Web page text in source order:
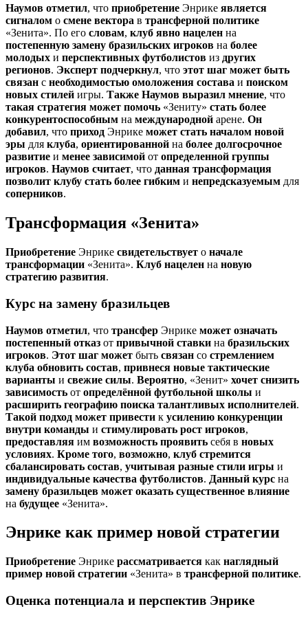
Наумов отметил, что приобретение Энрике является
сигналом о смене вектора в трансферной политике
«Зенита». По его словам, клуб явно нацелен на
постепенную замену бразильских игроков на более
молодых и перспективных футболистов из других
регионов. Эксперт подчеркнул, что этот шаг может быть
связан с необходимостью омоложения состава и поиском
новых стилей игры. Также Наумов выразил мнение, что
такая стратегия может помочь «Зениту» стать более
конкурентоспособным на международной арене. Он
добавил, что приход Энрике может стать началом новой
эры для клуба, ориентированной на более долгосрочное
развитие и менее зависимой от определенной группы
игроков. Наумов считает, что данная трансформация
позволит клубу стать более гибким и непредсказуемым для
соперников.
Трансформация «Зенита»
Приобретение Энрике свидетельствует о начале
трансформации «Зенита». Клуб нацелен на новую
стратегию развития.
Курс на замену бразильцев
Наумов отметил, что трансфер Энрике может означать
постепенный отказ от привычной ставки на бразильских
игроков. Этот шаг может быть связан со стремлением
клуба обновить состав, привнеся новые тактические
варианты и свежие силы. Вероятно, «Зенит» хочет снизить
зависимость от определённой футбольной школы и
расширить географию поиска талантливых исполнителей.
Такой подход может привести к усилению конкуренции
внутри команды и стимулировать рост игроков,
предоставляя им возможность проявить себя в новых
условиях. Кроме того, возможно, клуб стремится
сбалансировать состав, учитывая разные стили игры и
индивидуальные качества футболистов. Данный курс на
замену бразильцев может оказать существенное влияние
на будущее «Зенита».
Энрике как пример новой стратегии
Приобретение Энрике рассматривается как наглядный
пример новой стратегии «Зенита» в трансферной политике.
Оценка потенциала и перспектив Энрике